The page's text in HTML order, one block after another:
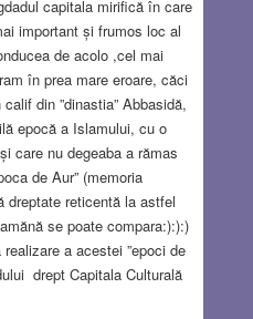
capitala mirifică în care
important și frumos loc al
de acolo ,cel mai
în prea mare eroare, căci
din ”dinastia” Abbasidă,
epocă a Islamului, cu o
care nu degeaba a rămas
de Aur” (memoria
dreptate reticentă la astfel
se poate compara:):):)
a acestei ”epoci de
drept Capitala Culturală